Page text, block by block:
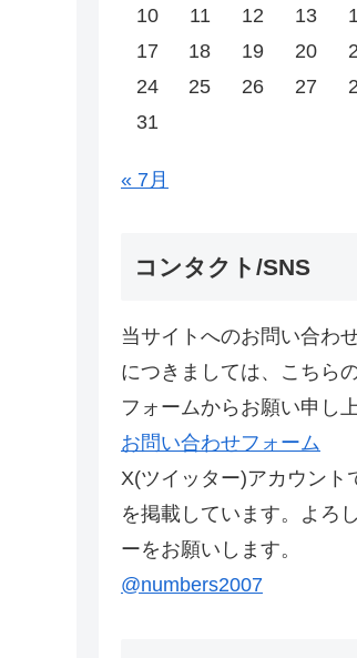
10
11 12 13
17
18 19 20
24
25 26 27
31
« 7月
コンタクト/SNS
当サイトへのお問い合わ
につきましては、こちら
フォームからお願い申し
お問い合わせフォーム
X(ツイッター)アカウント
を掲載しています。よろ
ーをお願いします。
@numbers2007